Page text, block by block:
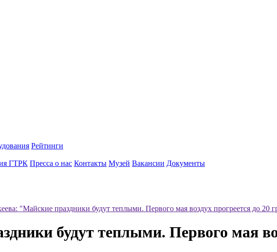
Рейтинги
ГТРК Пресса о нас Контакты Музей Вакансии Документы
"Майские праздники будут теплыми. Первого мая воздух прогреется до 20
будут теплыми. Первого мая